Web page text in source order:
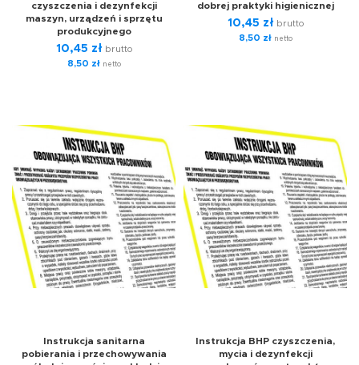
czyszczenia i dezynfekcji
maszyn, urządzeń i sprzętu
produkcyjnego
10,45 zł brutto
8,50 złnetto
dobrej praktyki higienicznej
10,45 zł brutto
8,50 złnetto
Instrukcja sanitarna
pobierania i przechowywania
Instrukcja BHP czyszczenia,
mycia i dezynfekcji